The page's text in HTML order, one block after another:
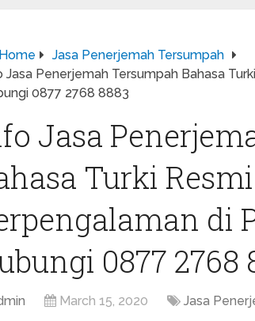
Home
Jasa Penerjemah Tersumpah
Jasa Penerjemah Tersumpah Bahasa
0877 2768 8883
Jasa
Turki
di
0877 2768
March 15, 2020 Jasa